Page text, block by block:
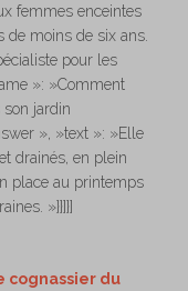
femmes enceintes
de moins de six ans.
pour les
»: »Comment
son jardin
», »text »: »Elle
drainés, en plein
place au printemps
»}}]}]
cognassier du